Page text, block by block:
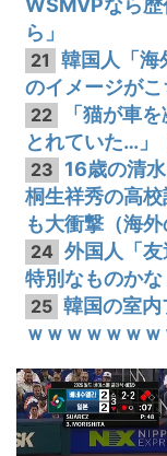
WSMVPなら歴
ら」
21
韓国人「海
のイメージがこ
22
「猫が車
とれていた…」
23 16歳の清
桐生祥秀の高
も大衝撃（海外
24 外国人「
特別なものかな
25 韓国の室内
ｗｗｗｗｗｗｗ
動
画
プ
レ